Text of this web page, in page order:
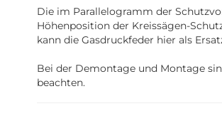
Die im Parallelogramm der
Höhenposition der Kreissägen-
kann die Gasdruckfeder hier als
Bei der Demontage und Montage
beachten.